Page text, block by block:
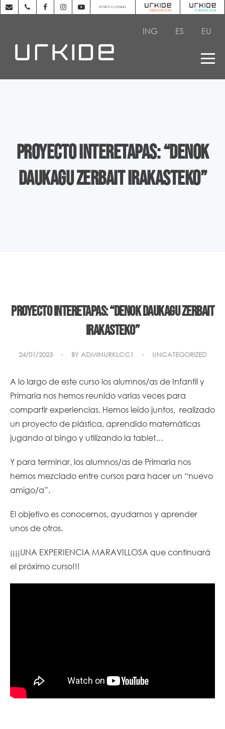
SPORTS CLOTHING
ING ES EU
PROYECTO INTERETAPAS: “DENOK
DAUKAGU ZERBAIT IRAKASTEKO”
PROYECTO INTERETAPAS: “DENOK DAUKAGU ZERBAIT
IRAKASTEKO”
24/01/2023 BY ADMINURKLCC1 UNCATEGORIZED
A lo largo de este curso los alumnos/as de Infantil y
Primaria nos hemos reunido varias veces para
compartir experiencias. Hemos leído juntos, realizado
un proyecto de plástica, aprendido matemáticas
jugando al bingo y utilizando la tablet…
Y para terminar, los alumnos/as de Primaria nos
hemos mezclado entre cursos para hacer un “nuevo
amigo/a”.
El objetivo es conocernos, ayudarnos y aprender
unos de otros.
¡¡¡¡UNA EXPERIENCIA MARAVILLOSA que continuará
el próximo curso!!!